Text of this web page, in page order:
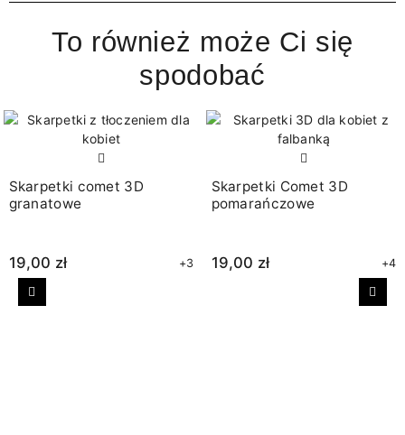
To również może Ci się
spodobać
Skarpetki comet 3D
granatowe
19,00 zł +3
Skarpetki Comet 3D
pomarańczowe
19,00 zł +4
Poprzedni